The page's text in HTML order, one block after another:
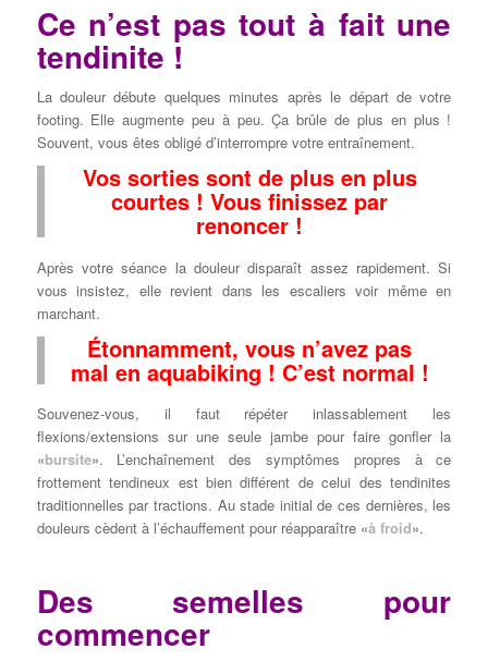
Ce n’est pas tout à fait une
tendinite !
La douleur débute quelques minutes après le départ de votre
footing. Elle augmente peu à peu. Ça brûle de plus en plus !
Souvent, vous êtes obligé d’interrompre votre entraînement.
Vos sorties sont de plus en plus
courtes ! Vous finissez par
renoncer !
Après votre séance la douleur disparaît assez rapidement. Si
vous insistez, elle revient dans les escaliers voir même en
marchant.
Étonnamment, vous n’avez pas
mal en aquabiking ! C’est normal !
Souvenez-vous, il faut répéter inlassablement les
flexions/extensions sur une seule jambe pour faire gonfler la
«bursite». L’enchaînement des symptômes propres à ce
frottement tendineux est bien différent de celui des tendinites
traditionnelles par tractions. Au stade initial de ces dernières, les
douleurs cèdent à l’échauffement pour réapparaître «à froid».
Des semelles pour
commencer